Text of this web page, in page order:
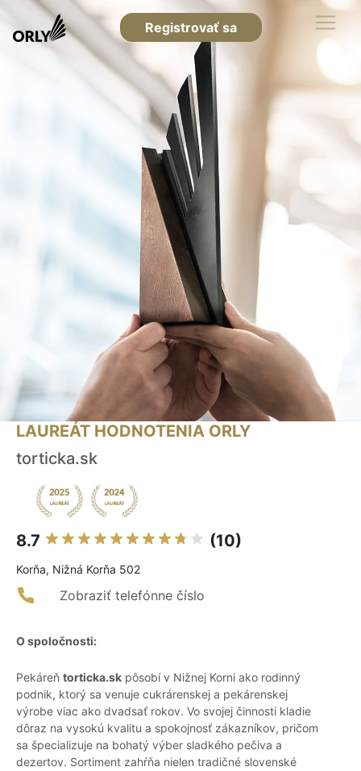
Registrovať sa
LAUREÁT HODNOTENIA ORLY
torticka.sk
8.7 (10)
Korňa, Nižná Korňa 502
Zobraziť telefónne číslo
O spoločnosti:
Pekáreň torticka.sk pôsobí v Nižnej Korni ako rodinný
podnik, ktorý sa venuje cukrárenskej a pekárenskej
výrobe viac ako dvadsať rokov. Vo svojej činnosti kladie
dôraz na vysokú kvalitu a spokojnosť zákazníkov, pričom
sa špecializuje na bohatý výber sladkého pečiva a
dezertov. Sortiment zahŕňa nielen tradičné slovenské